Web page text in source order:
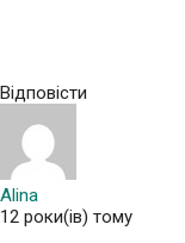
Відповісти
Alina
12 роки(ів) тому